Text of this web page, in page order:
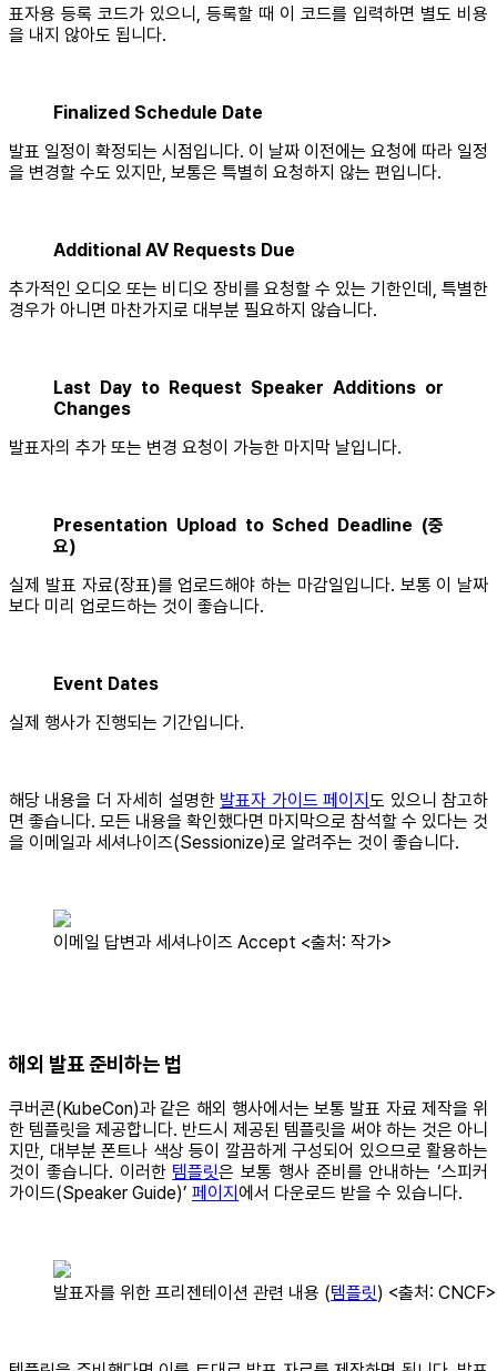
표자용 등록 코드가 있으니, 등록할 때 이 코드를 입력하면 별도 비용
을 내지 않아도 됩니다.
Finalized Schedule Date
발표 일정이 확정되는 시점입니다. 이 날짜 이전에는 요청에 따라 일정
을 변경할 수도 있지만, 보통은 특별히 요청하지 않는 편입니다.
Additional AV Requests Due
추가적인 오디오 또는 비디오 장비를 요청할 수 있는 기한인데, 특별한
경우가 아니면 마찬가지로 대부분 필요하지 않습니다.
Last Day to Request Speaker Additions or
Changes
발표자의 추가 또는 변경 요청이 가능한 마지막 날입니다.
Presentation Upload to Sched Deadline (중
요)
실제 발표 자료(장표)를 업로드해야 하는 마감일입니다. 보통 이 날짜
보다 미리 업로드하는 것이 좋습니다.
Event Dates
실제 행사가 진행되는 기간입니다.
해당 내용을 더 자세히 설명한 발표자 가이드 페이지도 있으니 참고하
면 좋습니다. 모든 내용을 확인했다면 마지막으로 참석할 수 있다는 것
을 이메일과 세셔나이즈(Sessionize)로 알려주는 것이 좋습니다.
이메일 답변과 세셔나이즈 Accept <출처: 작가>
해외 발표 준비하는 법
쿠버콘(KubeCon)과 같은 해외 행사에서는 보통 발표 자료 제작을 위
한 템플릿을 제공합니다. 반드시 제공된 템플릿을 써야 하는 것은 아니
지만, 대부분 폰트나 색상 등이 깔끔하게 구성되어 있으므로 활용하는
것이 좋습니다. 이러한 템플릿은 보통 행사 준비를 안내하는 ‘스피커
가이드(Speaker Guide)’ 페이지에서 다운로드 받을 수 있습니다.
발표자를 위한 프리젠테이션 관련 내용 (템플릿) <출처: CNCF>